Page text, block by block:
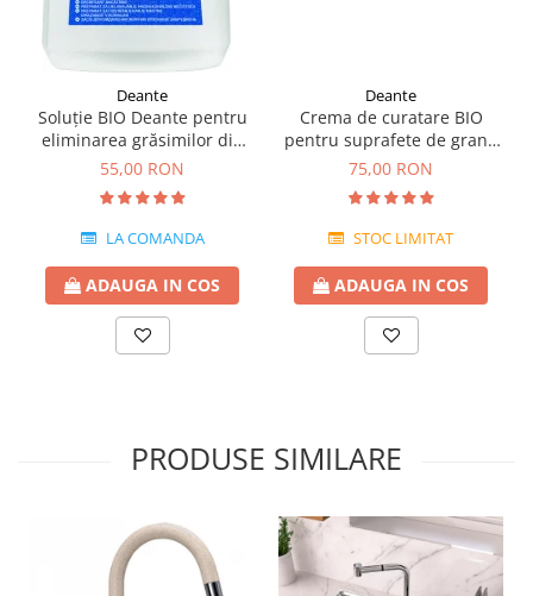
Deante
Soluție BIO Deante pentru
eliminarea grăsimilor din
bucătărie -chiuvete
granit,ceramica si inox
55,00 RON
LA COMANDA
ADAUGA IN COS
Deante
Crema de curatare BIO
pentru suprafete de granit
Deante 250 ml
75,00 RON
STOC LIMITAT
ADAUGA IN COS
PRODUSE SIMILARE